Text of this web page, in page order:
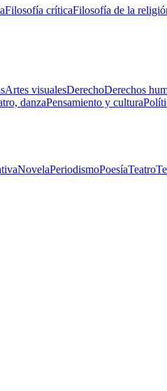
Filosofía críticaFilosofía de la
Artes visualesDerechoDerechos
danzaPensamiento y cultura
NovelaPeriodismoPoesíaTeatro